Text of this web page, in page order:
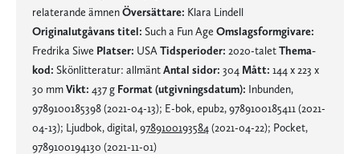
relaterande ämnenÖversättare: Klara Lindell
Originalutgåvans titel: Such a Fun Age Omslagsformgivare:
Fredrika Siwe Platser: USA Tidsperioder: 2020-taletThema-
kod: Skönlitteratur: allmäntAntal sidor: 304 Mått: 144 x 223 x
30 mmVikt: 437 g Format (utgivningsdatum): Inbunden,
9789100185398 (2021-04-13); E-bok, epub2, 9789100185411 (2021-
04-13); Ljudbok, digital,9789100193584 (2021-04-22); Pocket,
9789100194130 (2021-11-01)